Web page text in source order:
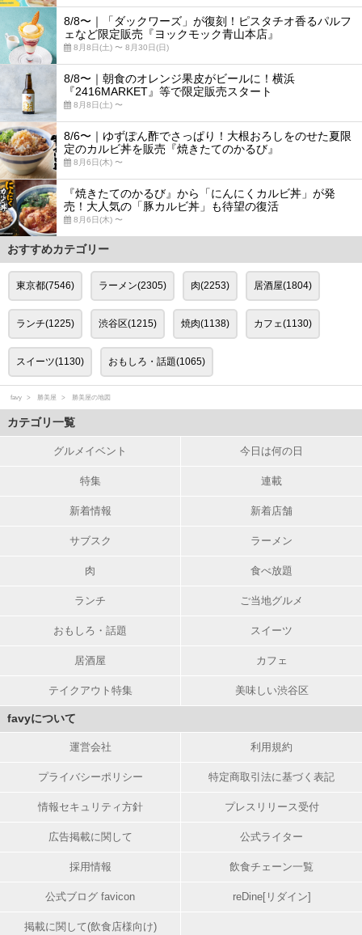
8/8〜｜「ダックワーズ」が復刻！ピスタチオ香るパルフ
ェなど限定販売『ヨックモック青山本店』
8月8日(土) 〜 8月30日(日)
8/8〜｜朝食のオレンジ果皮がビールに！横浜
『2416MARKET』等で限定販売スタート
8月8日(土) 〜
8/6〜｜ゆずぽん酢でさっぱり！大根おろしをのせた夏限
定のカルビ丼を販売『焼きたてのかるび』
8月6日(木) 〜
『焼きたてのかるび』から「にんにくカルビ丼」が発
売！大人気の「豚カルビ丼」も待望の復活
8月6日(木) 〜
おすすめカテゴリー
東京都(7546) ラーメン(2305) 肉(2253) 居酒屋(1804)
ランチ(1225) 渋谷区(1215) 焼肉(1138) カフェ(1130)
スイーツ(1130) おもしろ・話題(1065)
favy 勝美屋 勝美屋の地図
カテゴリ一覧
グルメイベント 今日は何の日
特集 連載
新着情報 新着店舗
サブスク ラーメン
肉 食べ放題
ランチ ご当地グルメ
おもしろ・話題 スイーツ
居酒屋 カフェ
テイクアウト特集 美味しい渋谷区
favyについて
運営会社 利用規約
プライバシーポリシー 特定商取引法に基づく表記
情報セキュリティ方針 プレスリリース受付
広告掲載に関して 公式ライター
採用情報 飲食チェーン一覧
公式ブログ favicon reDine[リダイン]
掲載に関して(飲食店様向け)